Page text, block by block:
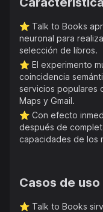
⭐️ Talk to Books
neuronal para
selección de libros.
⭐️ El experimento
coincidencia
servicios populares
Maps y Gmail.
⭐️ Con efecto
después de
capacidades de los
Casos de uso
⭐️ Talk to Books